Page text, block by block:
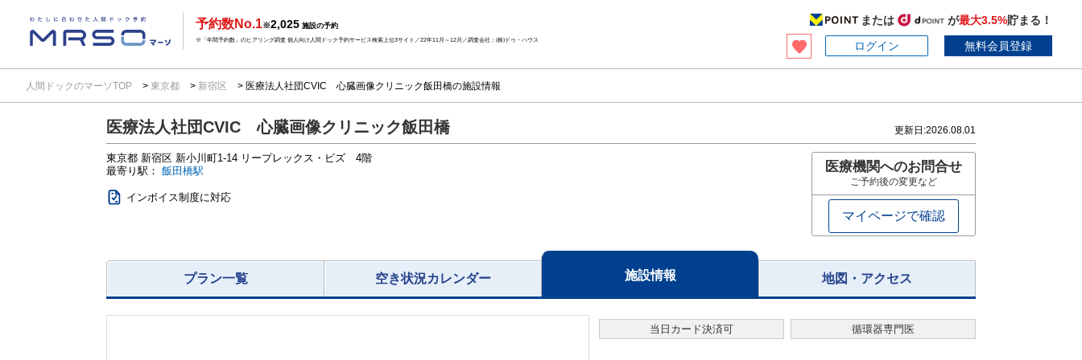
予約数No.1※2,025 施設の予約
※「年間予約数」のヒアリング調査 個人向け人間ドック予約サービス検索上位3サイト／22年11月～12月／調査会社：(株)ドゥ・ハウス
または が最大3.5%貯まる！
ログイン
無料会員登録
人間ドックのマーソTOP 東京都 新宿区 医療法人社団CVIC 心臓画像クリニック飯田橋の施設情報
医療法人社団CVIC 心臓画像クリニック飯田橋 更新日:2026.08.01
東京都 新宿区 新小川町1-14 リープレックス・ビズ 4階
最寄り駅： 飯田橋駅
インボイス制度に対応
医療機関へのお問合せ
ご予約後の変更など
マイページで確認
プラン一覧 空き状況カレンダー 施設情報 地図・アクセス
当日カード決済可 循環器専門医